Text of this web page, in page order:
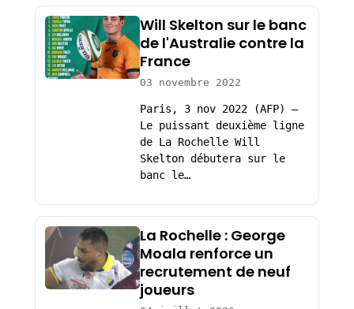
Will Skelton sur le banc
de l'Australie contre la
France
03 novembre 2022
Paris, 3 nov 2022 (AFP) –
Le puissant deuxième ligne
de La Rochelle Will
Skelton débutera sur le
banc le…
La Rochelle : George
Moala renforce un
recrutement de neuf
joueurs